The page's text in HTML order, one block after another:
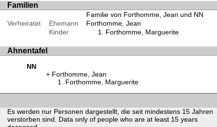
Familien
Familie von Forthomme, Jean und NN
Verheiratet
Ehemann
Forthomme, Jean
Kinder
Forthomme, Marguerite
Ahnentafel
NN
Forthomme, Jean
Forthomme, Marguerite
Es werden nur Personen dargestellt, die seit mindestens 15 Jahren
verstorben sind. Data only of people who are at least 15 years